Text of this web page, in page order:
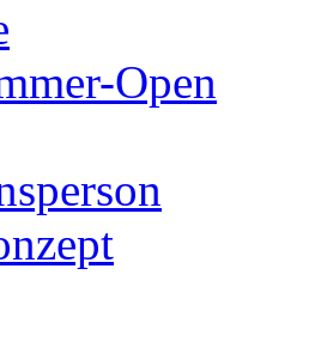
Open